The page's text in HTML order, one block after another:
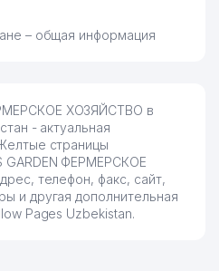
– общая информация
ХОЗЯЙСТВО в
- актуальная
страницы
GARDEN ФЕРМЕРСКОЕ
телефон, факс, сайт,
и другая дополнительная
Pages Uzbekistan.